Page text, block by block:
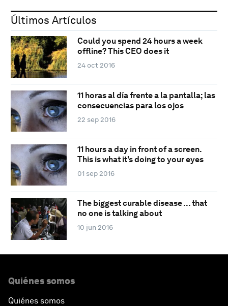
Últimos Artículos
Could you spend 24 hours a week
offline? This CEO does it
24 oct 2016
11 horas al día frente a la pantalla; las
consecuencias para los ojos
22 sep 2016
11 hours a day in front of a screen.
This is what it's doing to your eyes
01 sep 2016
The biggest curable disease ... that
no one is talking about
10 jun 2016
Quiénes somos
Quiénes somos